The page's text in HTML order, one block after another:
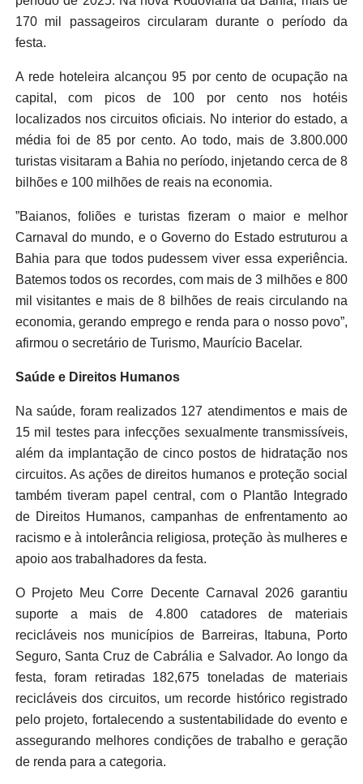
170 mil passageiros circularam durante o período da
festa.
A rede hoteleira alcançou 95 por cento de ocupação na
capital, com picos de 100 por cento nos hotéis
localizados nos circuitos oficiais. No interior do estado, a
média foi de 85 por cento. Ao todo, mais de 3.800.000
turistas visitaram a Bahia no período, injetando cerca de 8
bilhões e 100 milhões de reais na economia.
”Baianos, foliões e turistas fizeram o maior e melhor
Carnaval do mundo, e o Governo do Estado estruturou a
Bahia para que todos pudessem viver essa experiência.
Batemos todos os recordes, com mais de 3 milhões e 800
mil visitantes e mais de 8 bilhões de reais circulando na
economia, gerando emprego e renda para o nosso povo”,
afirmou o secretário de Turismo, Maurício Bacelar.
Saúde e Direitos Humanos
Na saúde, foram realizados 127 atendimentos e mais de
15 mil testes para infecções sexualmente transmissíveis,
além da implantação de cinco postos de hidratação nos
circuitos. As ações de direitos humanos e proteção social
também tiveram papel central, com o Plantão Integrado
de Direitos Humanos, campanhas de enfrentamento ao
racismo e à intolerância religiosa, proteção às mulheres e
apoio aos trabalhadores da festa.
O Projeto Meu Corre Decente Carnaval 2026 garantiu
suporte a mais de 4.800 catadores de materiais
recicláveis nos municípios de Barreiras, Itabuna, Porto
Seguro, Santa Cruz de Cabrália e Salvador. Ao longo da
festa, foram retiradas 182,675 toneladas de materiais
recicláveis dos circuitos, um recorde histórico registrado
pelo projeto, fortalecendo a sustentabilidade do evento e
assegurando melhores condições de trabalho e geração
de renda para a categoria.